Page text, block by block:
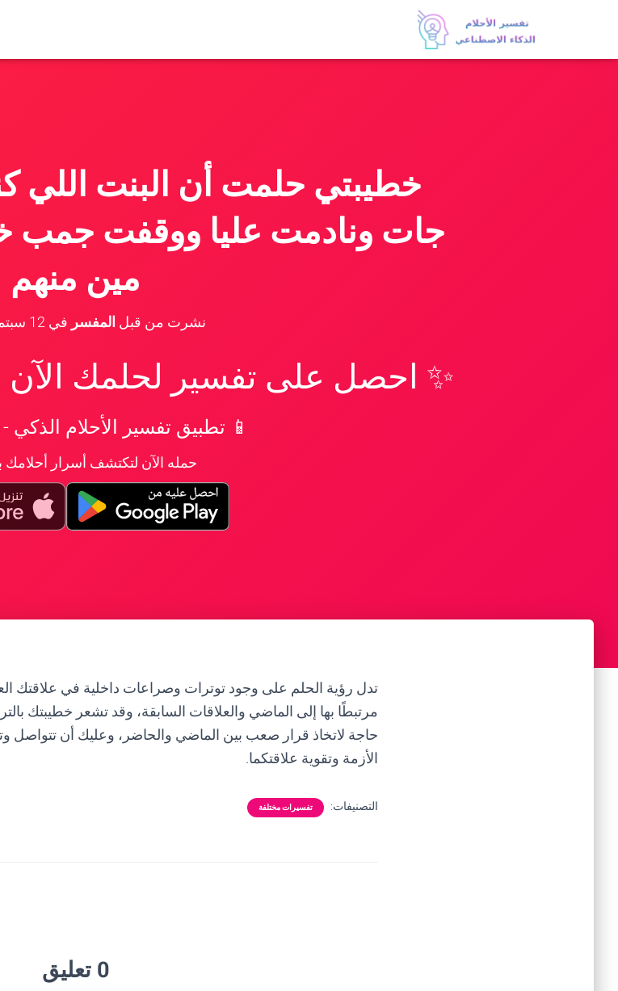
خطيبتي حلمت أن البنت اللي
جات ونادمت عليا ووقفت جمب
مين منهم
نشرت من قبل المفسر في 12 سبتمبر، 2023
✨ احصل على تفسير لحلمك
📱 تطبيق تفسير الأحلام الذكي - DreamAI 🚀
حمله الآن لتكتشف أسرار أحلامك
تدل رؤية الحلم على وجود توترات وصراعات داخلية في علاقتك
مرتبطًا بها إلى الماضي والعلاقات السابقة، وقد تشعر خطيبتك
حاجة لاتخاذ قرار صعب بين الماضي والحاضر، وعليك أن
الأزمة وتقوية علاقتكما.
التصنيفات: تفسيرات مختلفة
0 تعليق